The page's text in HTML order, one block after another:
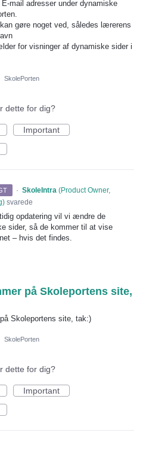
mail adresser under dynamiske
gøre noget ved, således lærerens
for visninger af dynamiske sider i
SkolePorten
dette for dig?
Important
· SkoleIntra (Product Owner,
) svarede
opdatering vil vi ændre de
sider, så de kommer til at vise
– hvis det findes.
på Skoleportens site,
Skoleportens site, tak:)
SkolePorten
dette for dig?
Important